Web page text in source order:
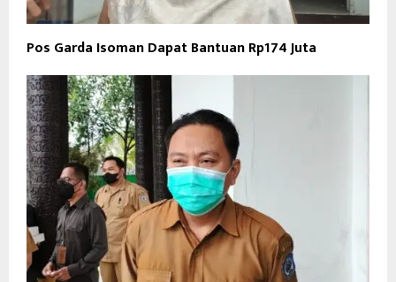
Pos Garda Isoman Dapat Bantuan Rp174 Juta